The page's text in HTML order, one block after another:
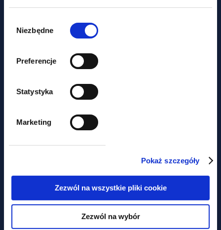
zgody
Niezbędne
Preferencje
Statystyka
Marketing
Pokaż szczegóły
Zezwól na wszystkie pliki cookie
Zezwól na wybór
aktualności
Chambers High Net Worth 2026 -
GWW w Band 1 nieprzerwanie od
2017
aktualności
Już teraz inspektor pracy może